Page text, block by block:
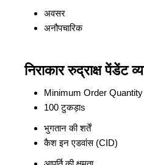
अवसर
अनौपचारिक
निराकार रुद्राक्ष पेंडेंट
Minimum Order Quantity
100 टुकड़ाs
भुगतान की शर्तें
कैश इन एडवांस (CID)